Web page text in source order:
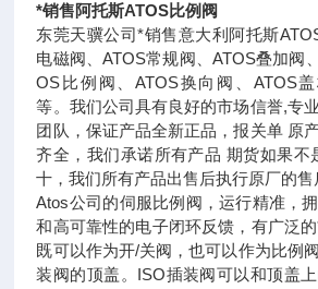
*销售阿托斯ATOS比例阀
东莞天骥公司*销售意大利阿托斯
电磁阀、ATOS常规阀、ATOS叠加阀
OS比例阀、ATOS换向阀、ATOS
等。我们公司具有良好的市场信誉,专
团队，保证产品全新正品，报关单 原
齐全，我们承诺所有产品 期货如果不
十，我们所有产品出售后执行原厂的售
Atos公司的伺服比例阀，运行精准，
和高可靠性的电子闭环反馈，有广泛
既可以作为开/关阀，也可以作为比例
装阀的顶盖。ISO插装阀可以和顶盖